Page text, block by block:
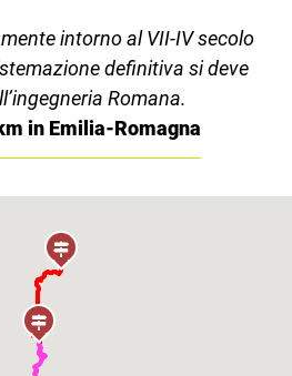
intorno al VII-IV secolo
definitiva si deve
Romana.
in Emilia-Romagna